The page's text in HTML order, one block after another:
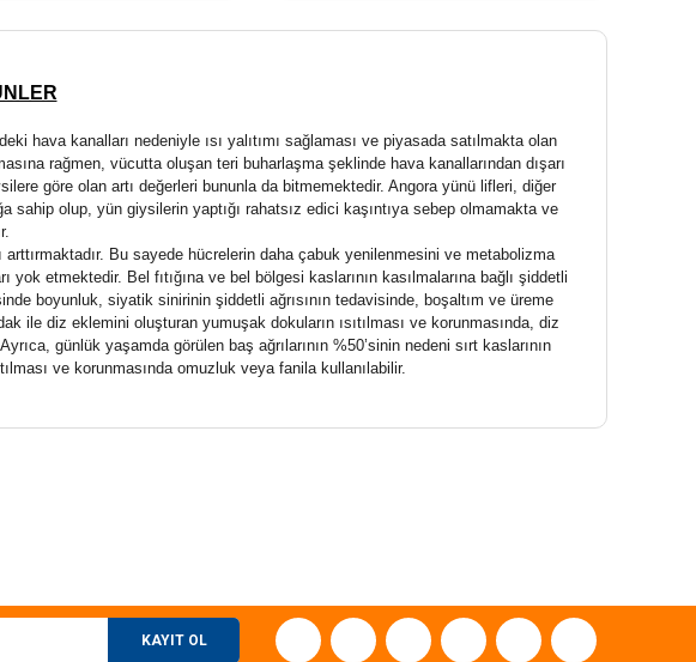
hava kanalları nedeniyle ısı yalıtımı sağlaması ve piyasada satılmakta olan
rağmen, vücutta oluşan teri buharlaşma şeklinde hava kanallarından dışarı
göre olan artı değerleri bununla da bitmemektedir. Angora yünü lifleri, diğer
sahip olup, yün giysilerin yaptığı rahatsız edici kaşıntıya sebep olmamakta ve
Bu sayede hücrelerin daha çabuk yenilenmesini ve metabolizma
etmektedir. Bel fıtığına ve bel bölgesi kaslarının kasılmalarına bağlı şiddetli
boyunluk, siyatik sinirinin şiddetli ağrısının tedavisinde, boşaltım ve üreme
ile diz eklemini oluşturan yumuşak dokuların ısıtılması ve korunmasında, diz
günlük yaşamda görülen baş ağrılarının %50’sinin nedeni sırt kaslarının
ve korunmasında omuzluk veya fanila kullanılabilir.
KAYIT OL